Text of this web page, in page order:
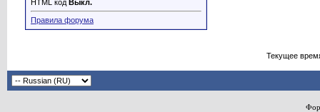
HTML код Выкл.
Правила форума
Текущее